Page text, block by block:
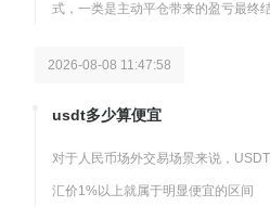
式，一类是主动平仓带来的盈亏最终
2026-08-08 11:47:58
usdt多少算便宜
对于人民币场外交易场景来说，
汇价1%以上就属于明显便宜的区间